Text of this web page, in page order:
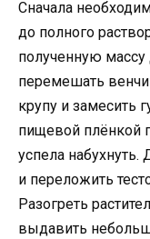
Сначала
до полного
полученную
перемешать
крупу и замесить
пищевой плёнкой
успела
и переложить
Разогреть
выдавить